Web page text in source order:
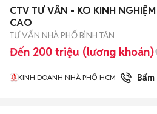
CTV TƯ VẤN - KO KINH
CAO
TƯ VẤN NHÀ PHỐ BÌNH TÂN
Đến 200 triệu (lương khoán)
KINH DOANH NHÀ PHỐ HCM 1đã bán